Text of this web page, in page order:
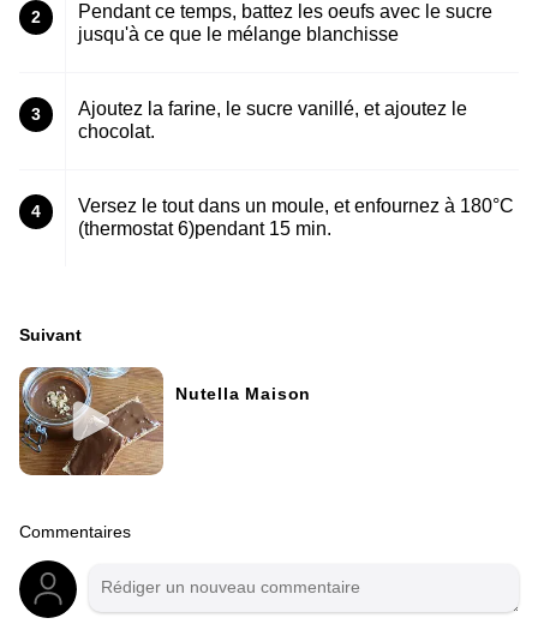
2
Pendant ce temps, battez les oeufs avec le sucre
jusqu'à ce que le mélange blanchisse
3
Ajoutez la farine, le sucre vanillé, et ajoutez le
chocolat.
4
Versez le tout dans un moule, et enfournez à 180°C
(thermostat 6)pendant 15 min.
Suivant
Nutella Maison
Commentaires